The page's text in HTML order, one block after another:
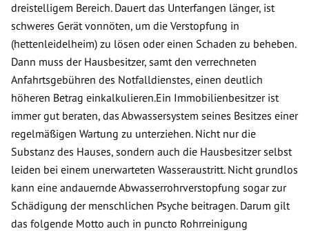
dreistelligem Bereich. Dauert das Unterfangen länger, ist
schweres Gerät vonnöten, um die Verstopfung in
(hettenleidelheim) zu lösen oder einen Schaden zu beheben.
Dann muss der Hausbesitzer, samt den verrechneten
Anfahrtsgebühren des Notfalldienstes, einen deutlich
höheren Betrag einkalkulieren.Ein Immobilienbesitzer ist
immer gut beraten, das Abwassersystem seines Besitzes einer
regelmäßigen Wartung zu unterziehen. Nicht nur die
Substanz des Hauses, sondern auch die Hausbesitzer selbst
leiden bei einem unerwarteten Wasseraustritt. Nicht grundlos
kann eine andauernde Abwasserrohrverstopfung sogar zur
Schädigung der menschlichen Psyche beitragen. Darum gilt
das folgende Motto auch in puncto Rohrreinigung